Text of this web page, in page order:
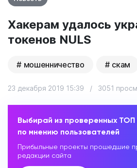
Хакерам удалось
токенов NULS
мошенничество скам
23 декабря 2019 15:39 / 3051
Выбирай из проверенных ТОП
по мнению пользователей
Прибыльные проекты прошедшие
редакции сайта